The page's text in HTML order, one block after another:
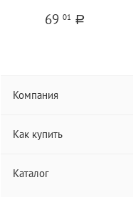
69 01 a
Компания
Как купить
Каталог